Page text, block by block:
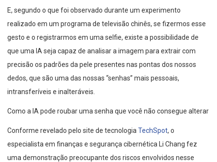
E, segundo o que foi observado durante um experimento
realizado em um programa de televisão chinês, se fizermos esse
gesto e o registrarmos em uma selfie, existe a possibilidade de
que uma IA seja capaz de analisar a imagem para extrair com
precisão os padrões da pele presentes nas pontas dos nossos
dedos, que são uma das nossas “senhas” mais pessoais,
intransferíveis e inalteráveis.
Como a IA pode roubar uma senha que você não consegue alterar
Conforme revelado pelo site de tecnologia TechSpot, o
especialista em finanças e segurança cibernética Li Chang fez
uma demonstração preocupante dos riscos envolvidos nesse